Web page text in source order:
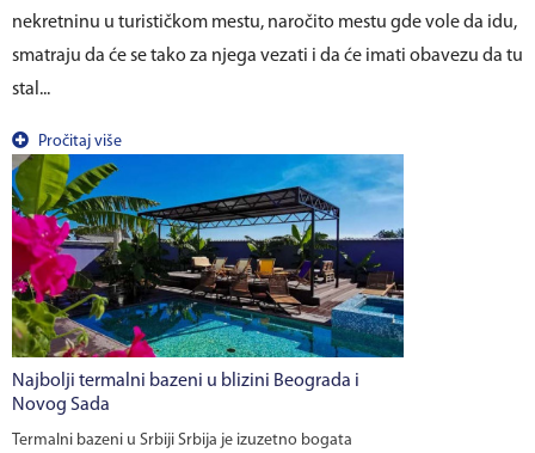
nekretninu u turističkom mestu, naročito mestu gde vole da idu,
smatraju da će se tako za njega vezati i da će imati obavezu da tu
stal...
Pročitaj više
Najbolji termalni bazeni u blizini Beograda i
Novog Sada
Termalni bazeni u Srbiji Srbija je izuzetno bogata